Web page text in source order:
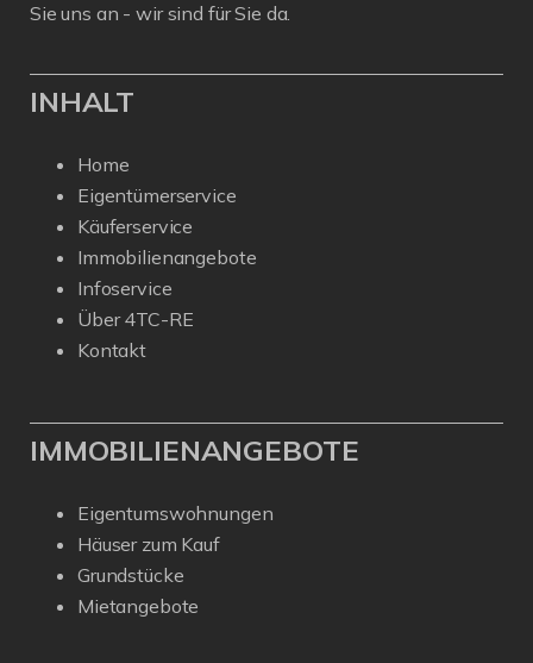
Sie uns an - wir sind für Sie da.
INHALT
Home
Eigentümerservice
Käuferservice
Immobilienangebote
Infoservice
Über 4TC-RE
Kontakt
IMMOBILIENANGEBOTE
Eigentumswohnungen
Häuser zum Kauf
Grundstücke
Mietangebote